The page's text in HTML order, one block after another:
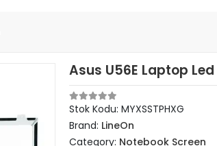
Asus U56E Laptop
Stok Kodu: MYXSSTPHXG
Brand: LineOn
Category: Notebook Screen